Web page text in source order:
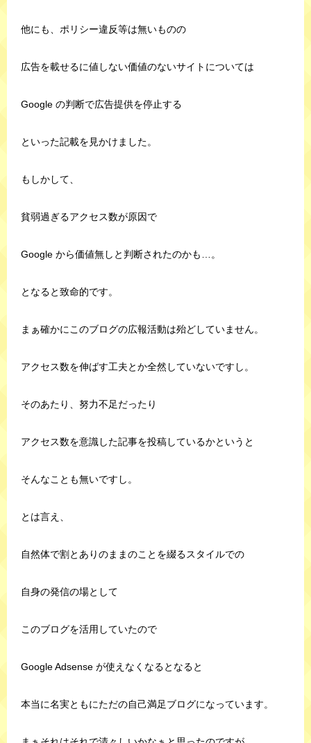
他にも、ポリシー違反等は無いものの
広告を載せるに値しない価値のないサイトについては
Google の判断で広告提供を停止する
といった記載を見かけました。
もしかして、
貧弱過ぎるアクセス数が原因で
Google から価値無しと判断されたのかも…。
となると致命的です。
まぁ確かにこのブログの広報活動は殆どしていません。
アクセス数を伸ばす工夫とか全然していないですし。
そのあたり、努力不足だったり
アクセス数を意識した記事を投稿しているかというと
そんなことも無いですし。
とは言え、
自然体で割とありのままのことを綴るスタイルでの
自身の発信の場として
このブログを活用していたので
Google Adsense が使えなくなるとなると
本当に名実ともにただの自己満足ブログになっています。